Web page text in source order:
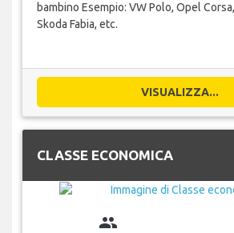
bambino Esempio: VW Polo, Opel
Skoda Fabia, etc.
VISUALIZZA...
CLASSE ECONOMICA
group